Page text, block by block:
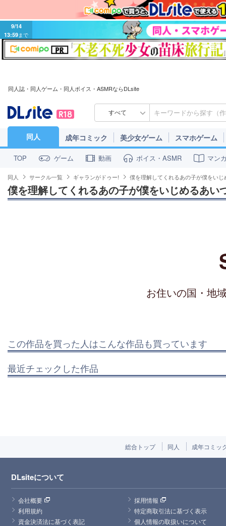
9/14
13:59まで
同人誌・同人ゲーム・同人ボイス・ASMRならDLsite
すべて
同人 成年コミック 美少女ゲーム スマホゲーム
TOP ゲーム 動画 ボイス・ASMR マン
同人 サークル一覧 ギャランがドゥー! 僕を理解してくれるあの子が僕をい
僕を理解してくれるあの子が僕をいじめるあい
お住いの国・地
この作品を買った人はこんな作品も買っています
最近チェックした作品
総合トップ 同人 成年コミッ
DLsiteについて
会社概要
採用情報
利用規約
特定商取引法に基づく表示
資金決済法に基づく表記
個人情報の取扱いについて